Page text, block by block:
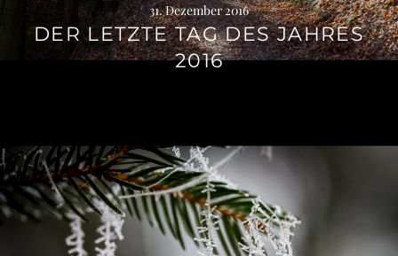
31. Dezember 2016
DER LETZTE TAG DES JAHRES
2016